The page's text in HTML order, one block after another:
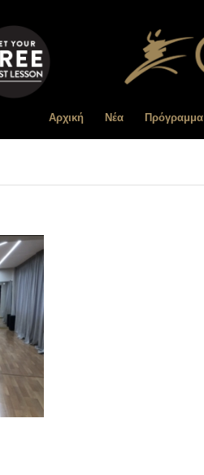
Αρχική Nέα Πρόγραμμα